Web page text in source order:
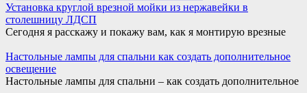
Установка круглой врезной мойки из нержавейки в
столешницу ЛДСП
Сегодня я расскажу и покажу вам, как я монтирую врезные
Настольные лампы для спальни как создать дополнительное
освещение
Настольные лампы для спальни – как создать дополнительное